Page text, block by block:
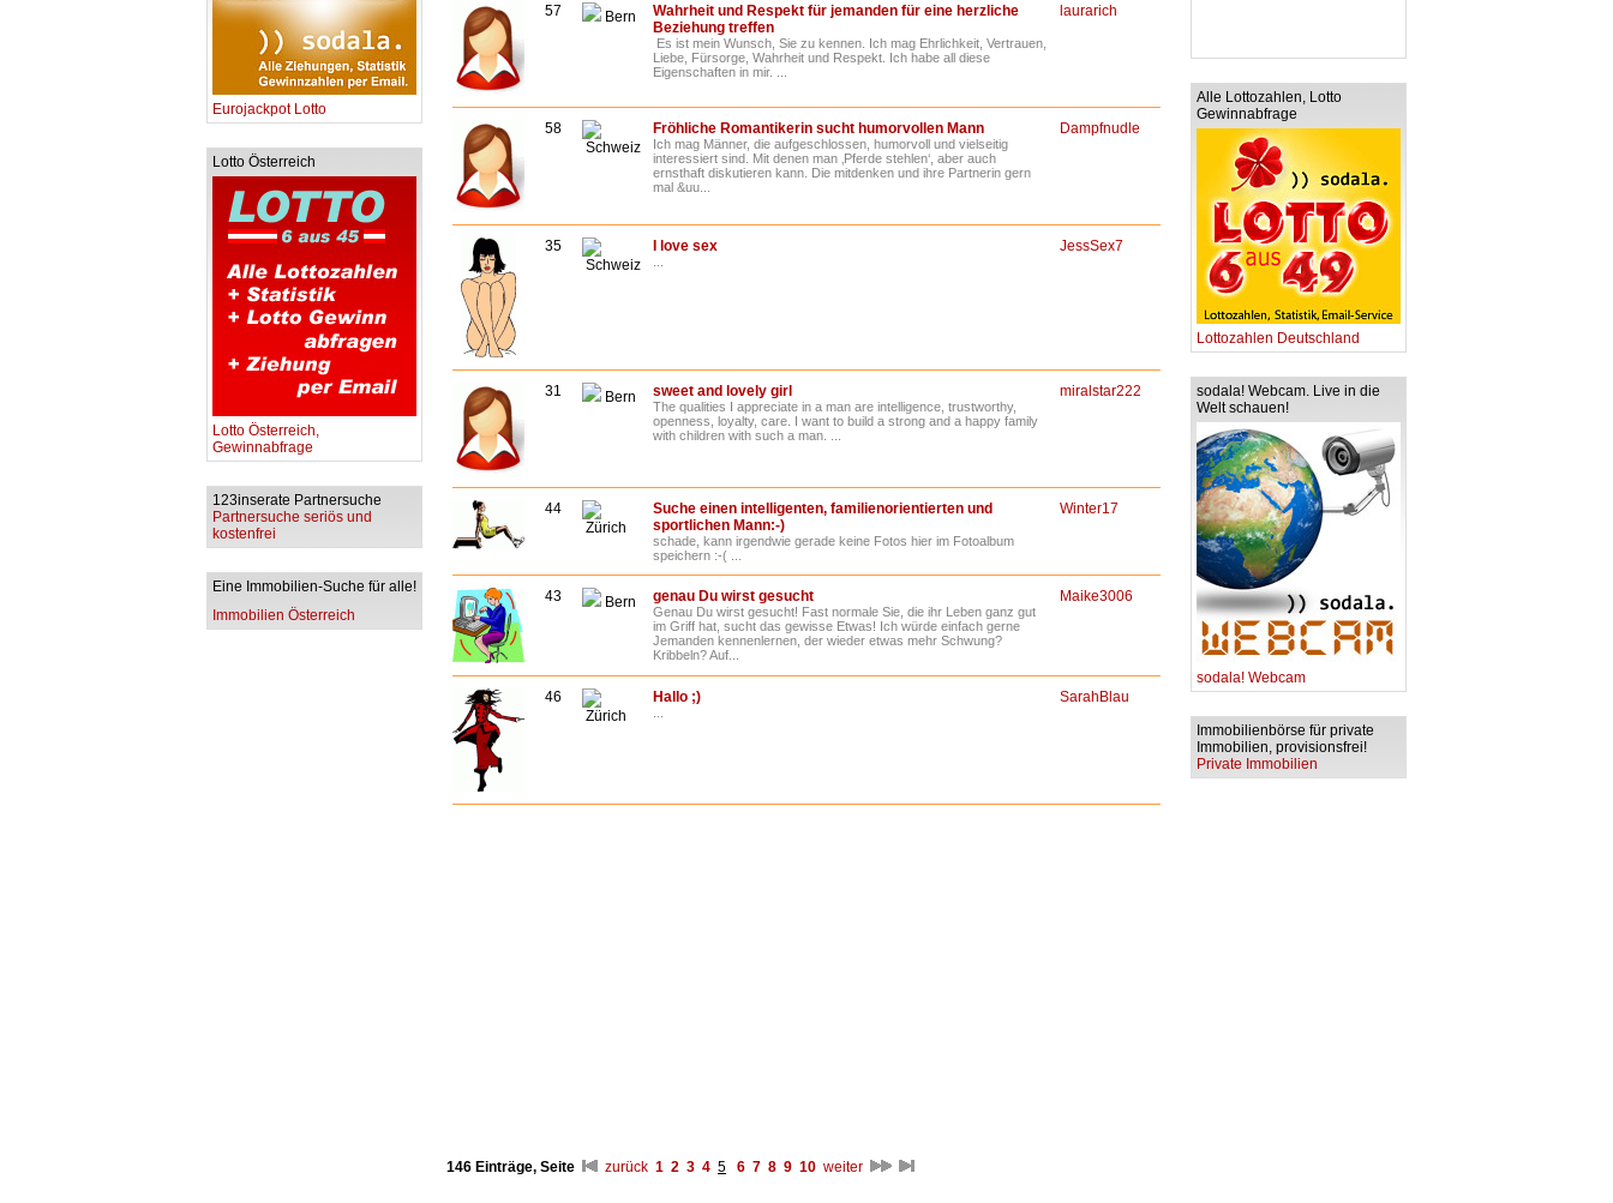
Eurojackpot Lotto
Lotto Österreich
Lotto Österreich,
Gewinnabfrage
123inserate Partnersuche
Partnersuche seriös und
kostenfrei
Eine Immobilien-Suche für alle!
Immobilien Österreich
57 Bern
Wahrheit und Respekt für jemanden für eine herzliche
Beziehung treffen
Es ist mein Wunsch, Sie zu kennen. Ich mag Ehrlichkeit, Vertrauen,
Liebe, Fürsorge, Wahrheit und Respekt. Ich habe all diese
Eigenschaften in mir. ...
laurarich
58
Schweiz
Fröhliche Romantikerin sucht humorvollen Mann
Ich mag Männer, die aufgeschlossen, humorvoll und vielseitig
interessiert sind. Mit denen man ‚Pferde stehlen‘, aber auch
ernsthaft diskutieren kann. Die mitdenken und ihre Partnerin gern
mal &uu...
Dampfnudle
35
Schweiz
I love sex JessSex7
31 Bern sweet and lovely girl
The qualities I appreciate in a man are intelligence, trustworthy,
openness, loyalty, care. I want to build a strong and a happy family
with children with such a man. ...
miralstar222
44
Zürich
Suche einen intelligenten, familienorientierten und
sportlichen Mann:-)
schade, kann irgendwie gerade keine Fotos hier im Fotoalbum
speichern :-( ...
Winter17
43 Bern genau Du wirst gesucht
Genau Du wirst gesucht! Fast normale Sie, die ihr Leben ganz gut
im Griff hat, sucht das gewisse Etwas! Ich würde einfach gerne
Jemanden kennenlernen, der wieder etwas mehr Schwung?
Kribbeln? Auf...
Maike3006
46
Zürich
Hallo ;) SarahBlau
146 Einträge, Seite zurück 1 2 3 4 5 6 7 8 9 10 weiter
Alle Lottozahlen, Lotto
Gewinnabfrage
Lottozahlen Deutschland
sodala! Webcam. Live in die
Welt schauen!
sodala! Webcam
Immobilienbörse für private
Immobilien, provisionsfrei!
Private Immobilien